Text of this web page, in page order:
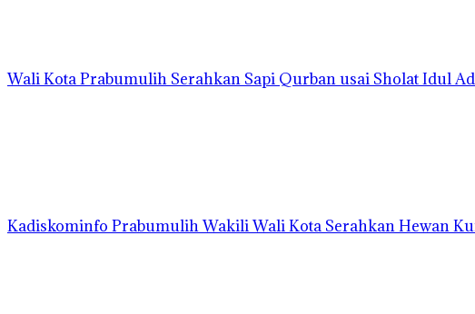
Wali Kota Prabumulih Serahkan Sapi Qurban usai Sholat Idul
Kadiskominfo Prabumulih Wakili Wali Kota Serahkan Hewan